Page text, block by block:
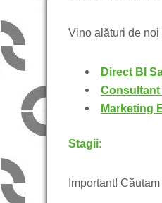
Vino alături de noi
Direct BI
Marketing
Stagii:
Important!